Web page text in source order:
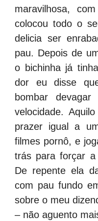
maravilhosa,
colocou todo o
delicia ser
pau. Depois de
o bichinha já
dor eu disse
bombar
velocidade.
prazer igual a
filmes pornô, e
trás para forçar a
De repente ela
com pau fundo
sobre o meu
– não aguento